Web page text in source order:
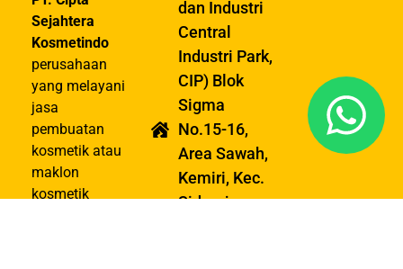
PT. Cipta
Sejahtera
Kosmetindo
perusahaan
yang melayani
jasa
pembuatan
kosmetik atau
maklon
Pergudangan
dan Industri
Central
Industri Park,
CIP) Blok
Sigma
No.15-16,
Area Sawah,
Kemiri, Kec.